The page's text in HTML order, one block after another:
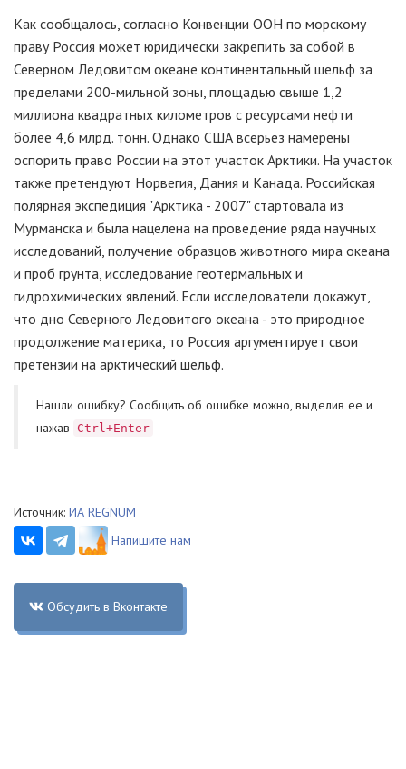
Как сообщалось, согласно Конвенции ООН по морскому
праву Россия может юридически закрепить за собой в
Северном Ледовитом океане континентальный шельф за
пределами 200-мильной зоны, площадью свыше 1,2
миллиона квадратных километров с ресурсами нефти
более 4,6 млрд. тонн. Однако США всерьез намерены
оспорить право России на этот участок Арктики. На участок
также претендуют Норвегия, Дания и Канада. Российская
полярная экспедиция "Арктика - 2007" стартовала из
Мурманска и была нацелена на проведение ряда научных
исследований, получение образцов животного мира океана
и проб грунта, исследование геотермальных и
гидрохимических явлений. Если исследователи докажут,
что дно Северного Ледовитого океана - это природное
продолжение материка, то Россия аргументирует свои
претензии на арктический шельф.
Нашли ошибку? Cообщить об ошибке можно, выделив ее и
нажав
Ctrl+Enter
Источник: ИА REGNUM
Напишите нам
Обсудить в Вконтакте